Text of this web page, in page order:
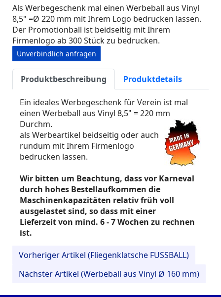
Als Werbegeschenk mal einen Werbeball aus Vinyl
8,5" =Ø 220 mm mit Ihrem Logo bedrucken lassen.
Der Promotionball ist beidseitig mit Ihrem
Firmenlogo ab 300 Stück zu bedrucken.
Unverbindlich anfragen
Produktbeschreibung Produktdetails
Ein ideales Werbegeschenk für Verein ist mal
einen Werbeball aus Vinyl 8,5" = 220 mm
Durchm.
als Werbeartikel beidseitig oder auch
rundum mit Ihrem Firmenlogo
bedrucken lassen.
Wir bitten um Beachtung, dass vor Karneval
durch hohes Bestellaufkommen die
Maschinenkapazitäten relativ früh voll
ausgelastet sind, so dass mit einer
Lieferzeit von mind. 6 - 7 Wochen zu rechnen
ist.
Vorheriger Artikel (Fliegenklatsche FUSSBALL)
Nächster Artikel (Werbeball aus Vinyl Ø 160 mm)